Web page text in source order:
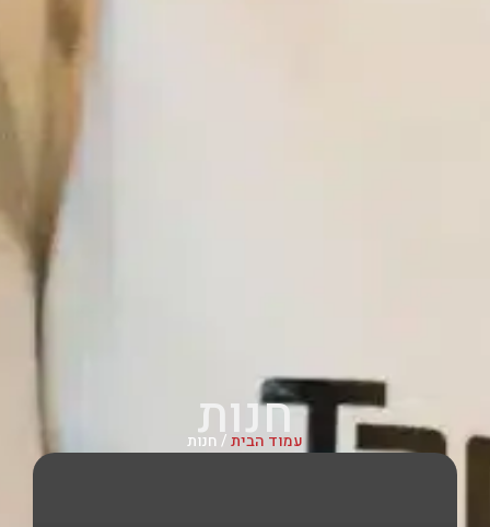
חנות
עמוד הבית/ חנות